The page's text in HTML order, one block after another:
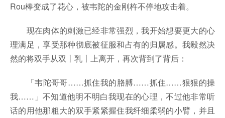
Rou棒变成了花心，被韦陀的金刚杵不停地攻击着。
现在肉体的刺激已经非常强烈，我开始想要更大的心
理满足，享受那种彻底被征服和占有的归属感。我毅然决
然的将双手从双丨乳丨上离开，再次背到了背后：
「韦陀哥哥……抓住我的胳膊……抓住……狠狠的操
我……」不知道他明不明白我现在的心理，不过他非常听
话的用他那粗大的双手紧紧握住我纤细柔弱的小臂，并且